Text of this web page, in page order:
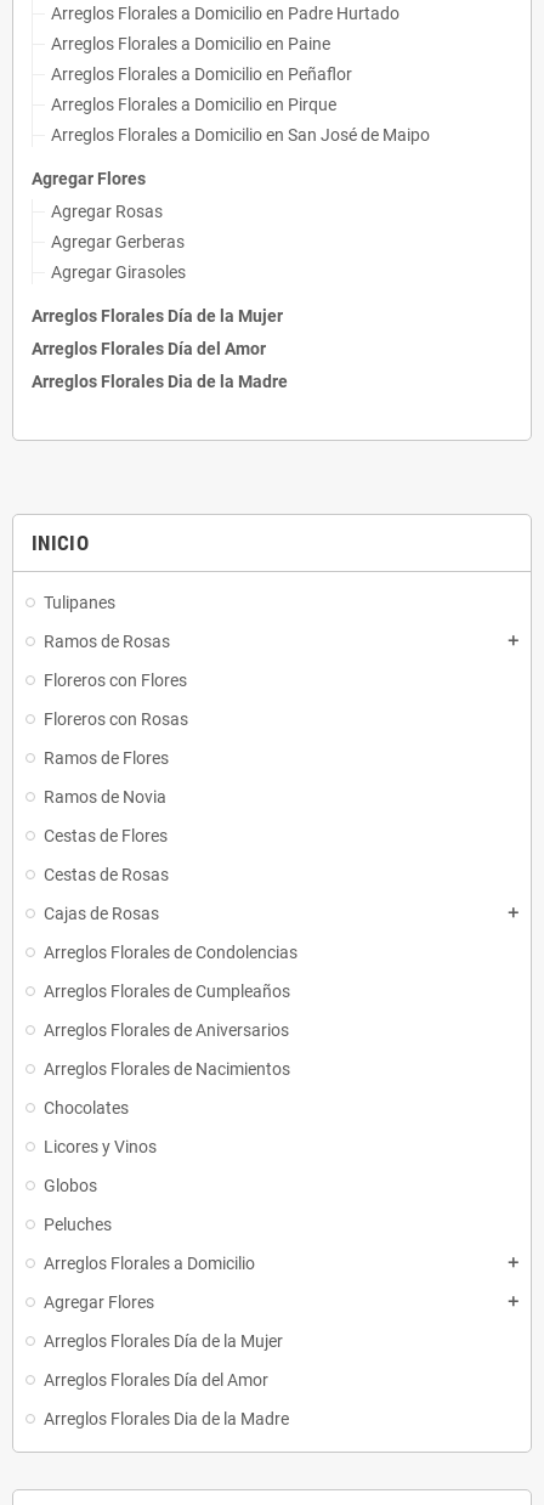
INICIO
Tulipanes
Ramos de Rosas
add
Floreros con Flores
Floreros con Rosas
Ramos de Flores
Ramos de Novia
Cestas de Flores
Cestas de Rosas
Cajas de Rosas
add
Arreglos Florales de Condolencias
Arreglos Florales de Cumpleaños
Arreglos Florales de Aniversarios
Arreglos Florales de Nacimientos
Chocolates
Licores y Vinos
Globos
Peluches
Arreglos Florales a Domicilio
add
Agregar Flores add
Arreglos Florales Día de la Mujer
Arreglos Florales Día del Amor
Arreglos Florales Dia de la Madre
Arreglos Florales a Domicilio en Padre Hurtado
Arreglos Florales a Domicilio en Paine
Arreglos Florales a Domicilio en Peñaflor
Arreglos Florales a Domicilio en Pirque
Arreglos Florales a Domicilio en San José de Maipo
Agregar Flores
Agregar Rosas
Agregar Gerberas
Agregar Girasoles
Arreglos Florales Día de la Mujer
Arreglos Florales Día del Amor
Arreglos Florales Dia de la Madre